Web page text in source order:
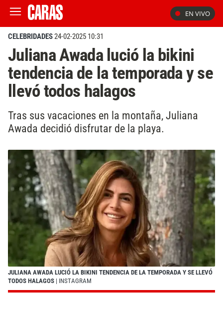
EN VIVO
CELEBRIDADES24-02-2025 10:31
Juliana Awada lució la bikini
tendencia de la temporada y se
llevó todos halagos
Tras sus vacaciones en la montaña, Juliana
Awada decidió disfrutar de la playa.
JULIANA AWADA LUCIÓ LA BIKINI TENDENCIA DE LA TEMPORADA Y SE LLEVÓ
TODOS HALAGOS | INSTAGRAM